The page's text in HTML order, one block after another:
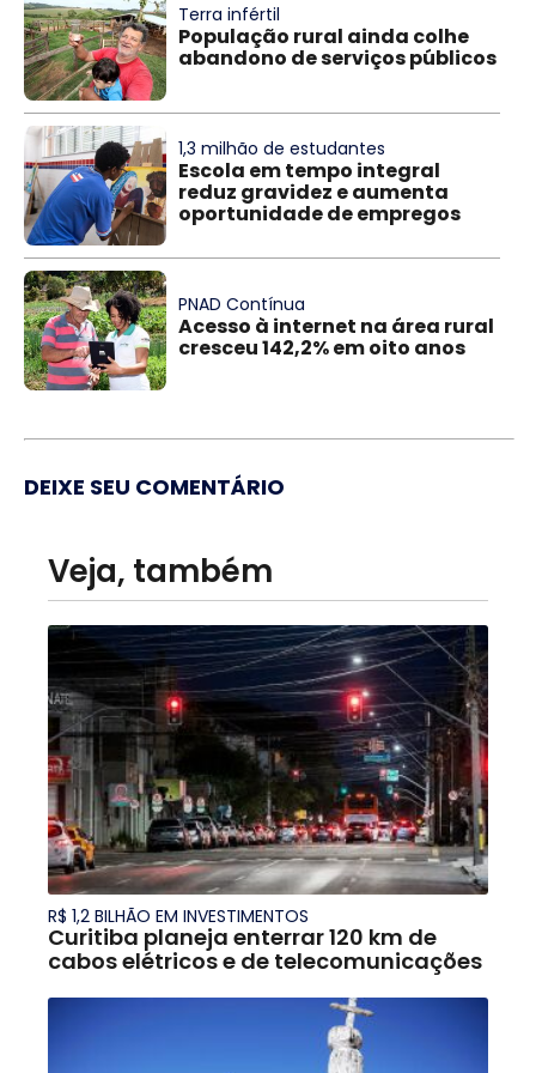
Terra infértil
População rural ainda colhe
abandono de serviços públicos
1,3 milhão de estudantes
Escola em tempo integral
reduz gravidez e aumenta
oportunidade de empregos
PNAD Contínua
Acesso à internet na área rural
cresceu 142,2% em oito anos
DEIXE SEU COMENTÁRIO
Veja, também
R$ 1,2 BILHÃO EM INVESTIMENTOS
Curitiba planeja enterrar 120 km de
cabos elétricos e de telecomunicações